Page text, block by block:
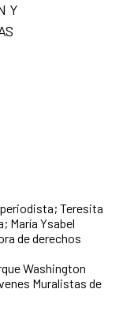
Teresita
María Ysabel
de derechos
Washington
Muralistas de
Y